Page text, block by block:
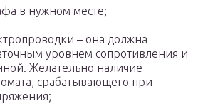
в нужном месте;
– она должна
уровнем сопротивления и
Желательно наличие
срабатывающего при